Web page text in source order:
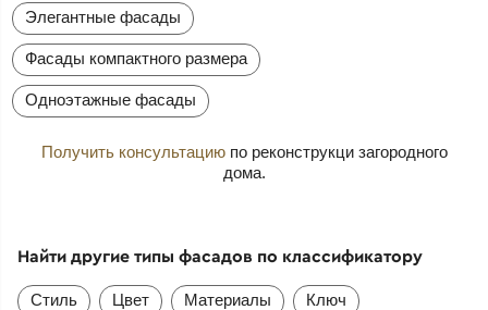
Элегантные фасады
Фасады компактного размера
Одноэтажные фасады
Получить консультациюпо реконструкци загородного
дома.
Найти другие типы фасадов по классификатору
Стиль Цвет Материалы Ключ